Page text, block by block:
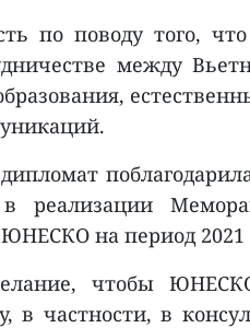
по поводу того,
между
реализации
на период 2021 -
чтобы
в частности, в